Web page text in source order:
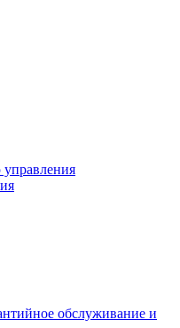
управления
обслуживание и